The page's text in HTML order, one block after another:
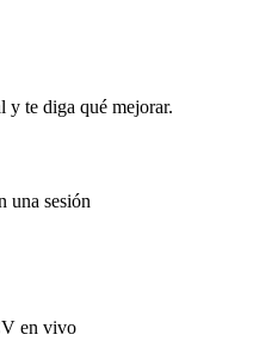
y te diga qué mejorar.
una sesión
en vivo